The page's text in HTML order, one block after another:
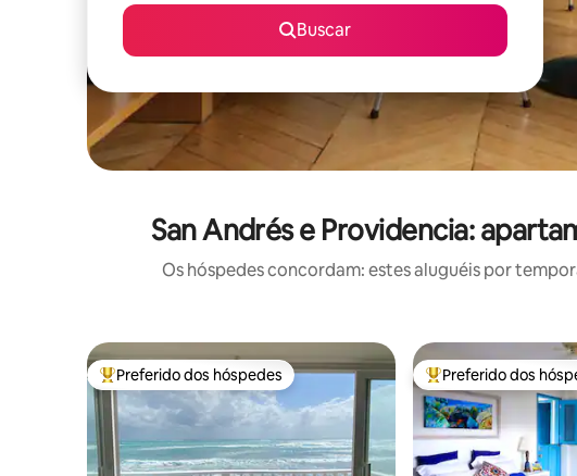
Buscar
San Andrés e Providencia:
Os hóspedes concordam: estes aluguéis por
Entre os melhores preferidos dos hóspedes
Preferido dos hóspedes Entre os melhores
Preferido dos